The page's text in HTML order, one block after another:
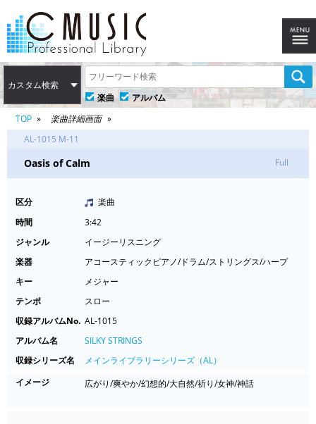
カスタム検索
楽曲
アルバム
TOP
楽曲詳細画面
AL-1015 M-11
Oasis of Calm Full
区分
楽曲
時間
3:42
ジャンル
イージーリスニング
楽器
アコースティックピアノ/ドラム/ストリングス/ハープ
キー
メジャー
テンポ
スロー
収録アルバムNo. AL-1015
アルバム名
SILKY STRINGS
収録シリーズ名
メインライブラリーシリーズ（AL）
イメージ
広がり/爽やか/幻想的/大自然/祈り/女神/神話